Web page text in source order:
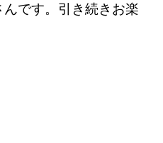
です。引き続きお楽